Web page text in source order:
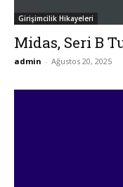
Girişimcilik Hikayeleri
Midas, Seri B
admin - Ağustos 20, 2025